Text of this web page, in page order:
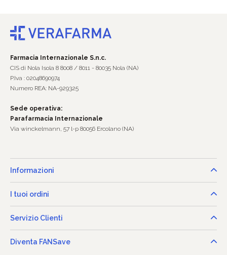
Farmacia Internazionale S.n.c.
CIS di Nola Isola 8 8008 / 8011 - 80035 Nola (NA)
P.Iva : 02048690974
Numero REA: NA-929325
Sede operativa:
Parafarmacia Internazionale
Via winckelmann, 57 l-p 80056 Ercolano (NA)
Informazioni
I tuoi ordini
Servizio Clienti
Diventa FANSave